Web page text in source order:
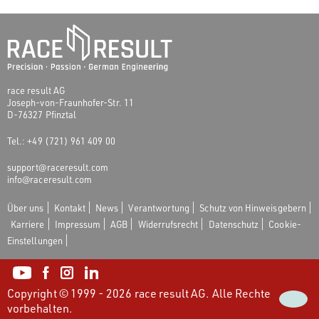
race result AG
Joseph-von-Fraunhofer-Str. 11
D-76327 Pfinztal
Tel.: +49 (721) 961 409 00
support@raceresult.com
info@raceresult.com
Über uns Kontakt News Verantwortung
Schutz von Hinweisgebern
Karriere
Impressum AGB Widerrufsrecht Datenschutz
Cookie-
Einstellungen
Copyright © 1999 - 2026 race result AG. Alle Rechte
vorbehalten.